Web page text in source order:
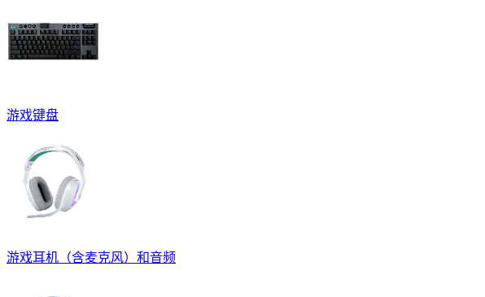
游戏键盘
游戏耳机（含麦克风）和音频